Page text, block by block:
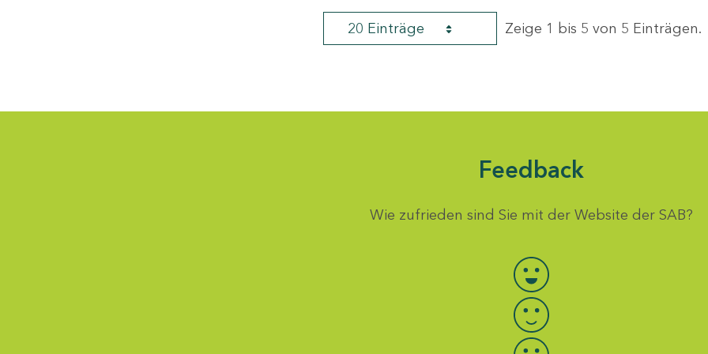
20 Einträge Zeige 1 bis 5 von 5 Einträgen.
Feedback
Wie zufrieden sind Sie mit der Website der SAB?
Bewertung auswählen